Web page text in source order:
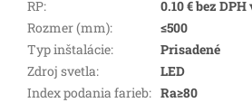
RP:
0.10 € bez DPH
Rozmer (mm):
≤500
Typ inštalácie:
Prisadené
Zdroj svetla:
LED
Index podania farieb: Ra≥80